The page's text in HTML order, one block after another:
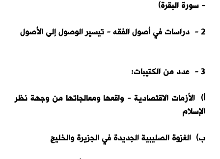
- سورة البقرة)
2 - دراسات في أصول الفقه - تيسير الوصول إلى الأصول
3 - عدد من الكتيبات:
أ) الأزمات الاقتصادية - واقعها ومعالجاتها من وجهة نظر
الإسلام
ب) الغزوة الصليبية الجديدة في الجزيرة والخليج